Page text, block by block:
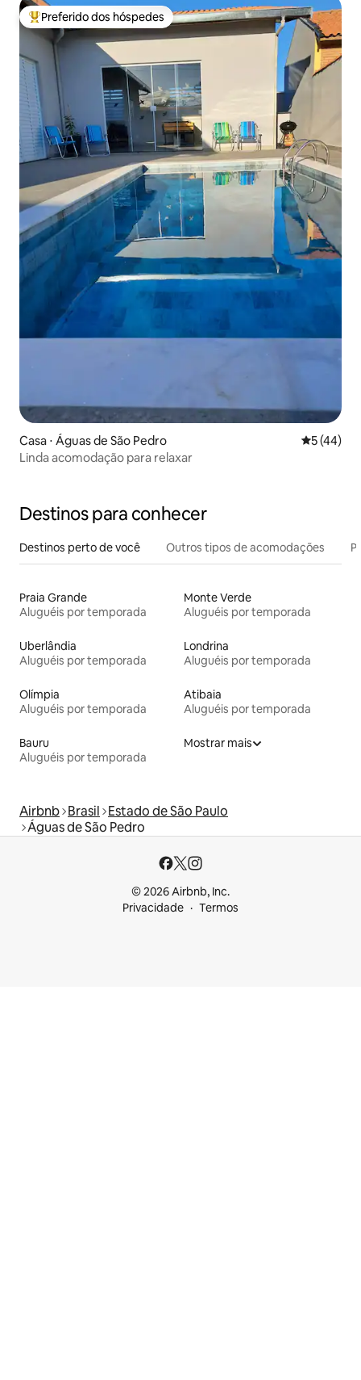
Entre os melhores preferidos dos hóspedes
Preferido dos hóspedes
Casa ⋅ Águas de São Pedro 5 de uma
5 (44)
Linda acomodação para relaxar
Destinos para conhecer
Destinos perto de você Outros tipos de acomodações
Praia Grande
Aluguéis por temporada
Monte Verde
Aluguéis por temporada
Uberlândia
Aluguéis por temporada
Londrina
Aluguéis por temporada
Olímpia
Aluguéis por temporada
Atibaia
Aluguéis por temporada
Bauru
Aluguéis por temporada
Mostrar mais
Airbnb Brasil Estado de São Paulo
Águas de São Pedro
© 2026 Airbnb, Inc.
Privacidade
Termos